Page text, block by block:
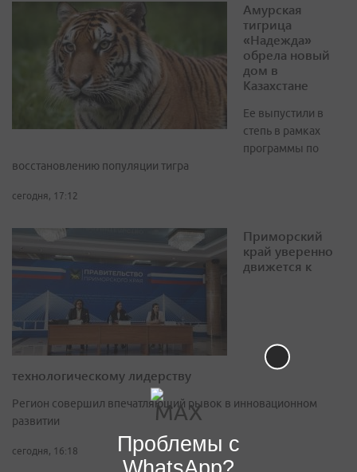
Амурская
тигрица
«Надежда»
обрела новый
дом в
Казахстане
Ее выпустили в
степь в рамках
программы по
восстановлению популяции тигра
сегодня, 17:12
Приморский
край уверенно
движется к
технологическому лидерству
Регион совершил впечатляющий рывок в инновационном
развитии
сегодня, 16:18
Проблемы с
WhatsApp?